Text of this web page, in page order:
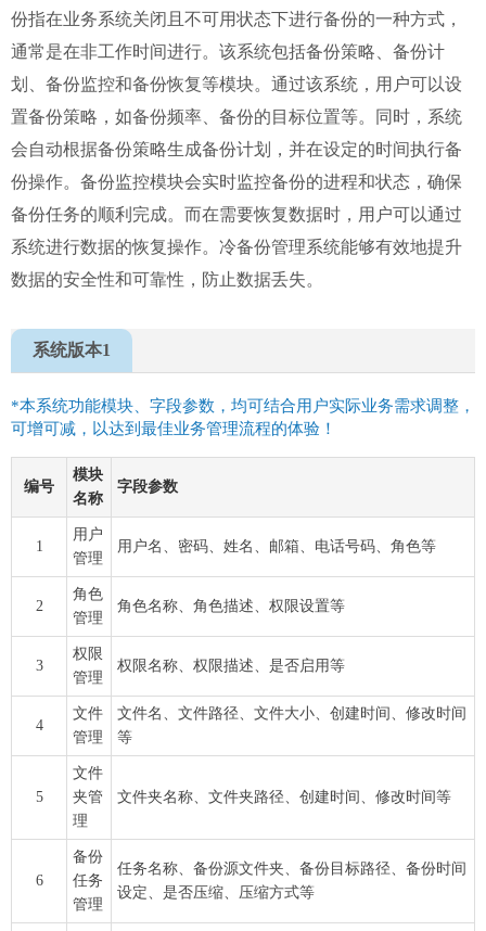
份指在业务系统关闭且不可用状态下进行备份的一种方式，
通常是在非工作时间进行。该系统包括备份策略、备份计
划、备份监控和备份恢复等模块。通过该系统，用户可以设
置备份策略，如备份频率、备份的目标位置等。同时，系统
会自动根据备份策略生成备份计划，并在设定的时间执行备
份操作。备份监控模块会实时监控备份的进程和状态，确保
备份任务的顺利完成。而在需要恢复数据时，用户可以通过
系统进行数据的恢复操作。冷备份管理系统能够有效地提升
数据的安全性和可靠性，防止数据丢失。
系统版本1
*本系统功能模块、字段参数，均可结合用户实际业务需求调整，
可增可减，以达到最佳业务管理流程的体验！
编号
模块
名称
字段参数
1
用户
管理
用户名、密码、姓名、邮箱、电话号码、角色等
2
角色
管理
角色名称、角色描述、权限设置等
3
权限
管理
权限名称、权限描述、是否启用等
4
文件
管理
文件名、文件路径、文件大小、创建时间、修改时间
等
5
文件
夹管
理
文件夹名称、文件夹路径、创建时间、修改时间等
6
备份
任务
管理
任务名称、备份源文件夹、备份目标路径、备份时间
设定、是否压缩、压缩方式等